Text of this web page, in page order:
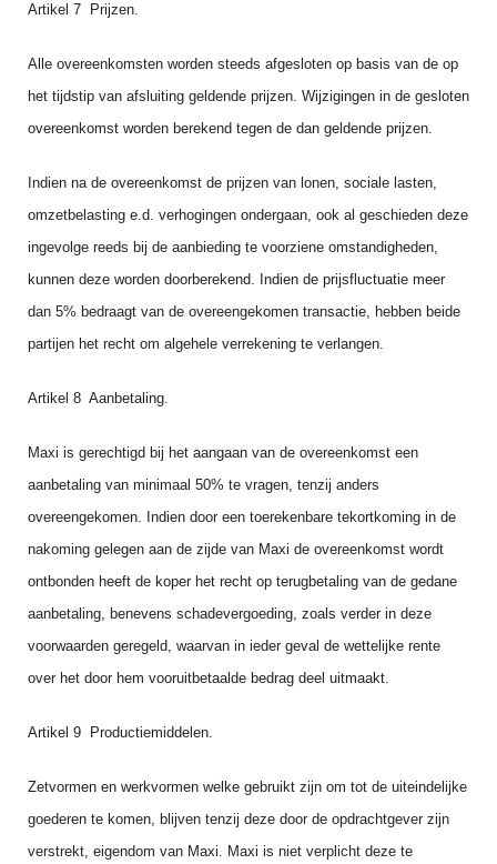
Artikel 7 Prijzen.
Alle overeenkomsten worden steeds afgesloten op basis van de op
het tijdstip van afsluiting geldende prijzen. Wijzigingen in de gesloten
overeenkomst worden berekend tegen de dan geldende prijzen.
Indien na de overeenkomst de prijzen van lonen, sociale lasten,
omzetbelasting e.d. verhogingen ondergaan, ook al geschieden deze
ingevolge reeds bij de aanbieding te voorziene omstandighe­den,
kunnen deze worden doorberekend. Indien de prijsfluctuatie meer
dan 5% bedraagt van de overeengekomen transactie, hebben beide
partijen het recht om algehele verrekening te verlangen.
Artikel 8 Aanbetaling.
Maxi is gerechtigd bij het aangaan van de overeenkomst een
aanbetaling van minimaal 50% te vragen, tenzij anders
overeengekomen. Indien door een toerekenbare tekortkoming in de
nakoming gelegen aan de zijde van Maxi de overeenkomst wordt
ontbonden heeft de koper het recht op terugbetaling van de gedane
aanbetaling, benevens schadevergoeding, zoals verder in deze
voorwaarden geregeld, waarvan in ieder geval de wettelijke rente
over het door hem vooruitbetaal­de bedrag deel uitmaakt.
Artikel 9 Productiemiddelen.
Zetvormen en werkvormen welke gebruikt zijn om tot de uiteindelijke
goederen te komen, blijven tenzij deze door de opdrachtgever zijn
verstrekt, eigendom van Maxi. Maxi is niet verplicht deze te